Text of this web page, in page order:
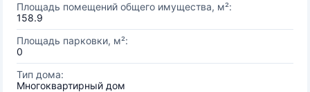
Площадь помещений общего имущества, м²:
158.9
Площадь парковки, м²:
0
Тип дома:
Многоквартирный дом